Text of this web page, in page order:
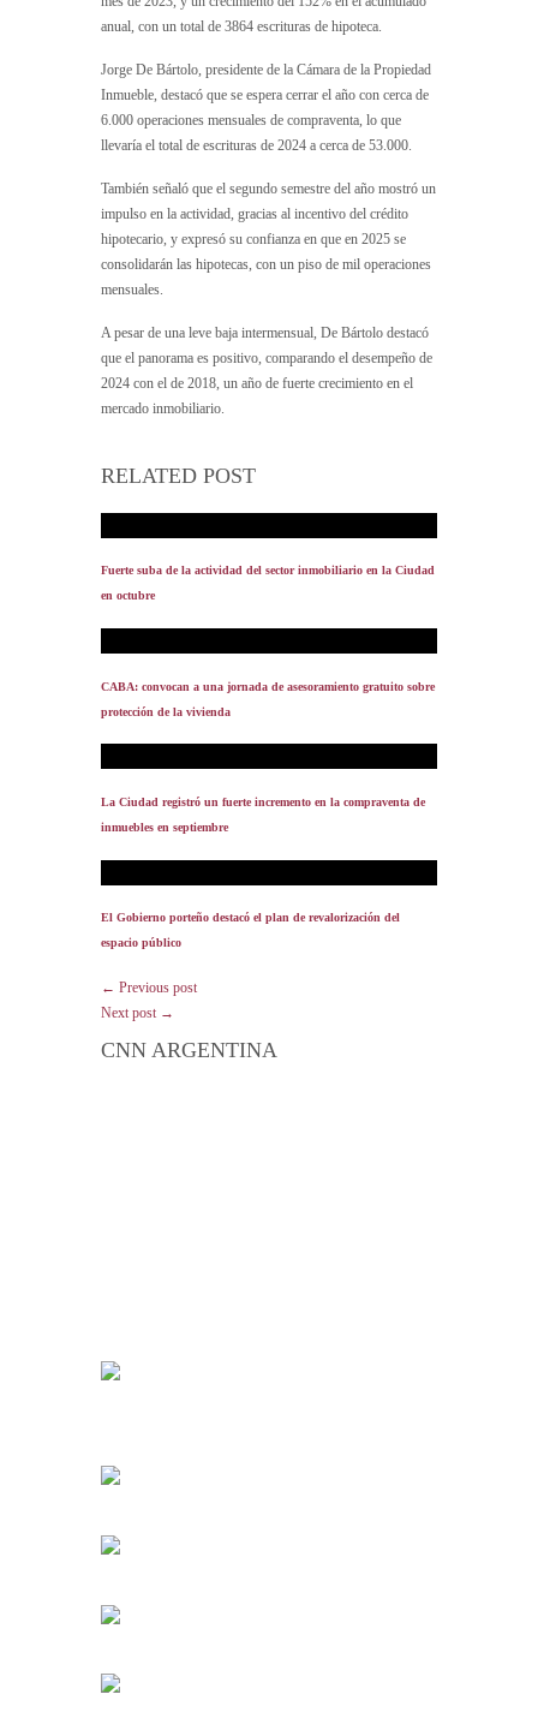
anual, con un total de 3864 escrituras de hipoteca.
Jorge De Bártolo, presidente de la Cámara de la Propiedad
Inmueble, destacó que se espera cerrar el año con cerca de
6.000 operaciones mensuales de compraventa, lo que
llevaría el total de escrituras de 2024 a cerca de 53.000.
También señaló que el segundo semestre del año mostró un
impulso en la actividad, gracias al incentivo del crédito
hipotecario, y expresó su confianza en que en 2025 se
consolidarán las hipotecas, con un piso de mil operaciones
mensuales.
A pesar de una leve baja intermensual, De Bártolo destacó
que el panorama es positivo, comparando el desempeño de
2024 con el de 2018, un año de fuerte crecimiento en el
mercado inmobiliario.
RELATED POST
Fuerte suba de la actividad del sector inmobiliario en la Ciudad
en octubre
CABA: convocan a una jornada de asesoramiento gratuito sobre
protección de la vivienda
La Ciudad registró un fuerte incremento en la compraventa de
inmuebles en septiembre
El Gobierno porteño destacó el plan de revalorización del
espacio público
← Previous post
Next post →
CNN ARGENTINA